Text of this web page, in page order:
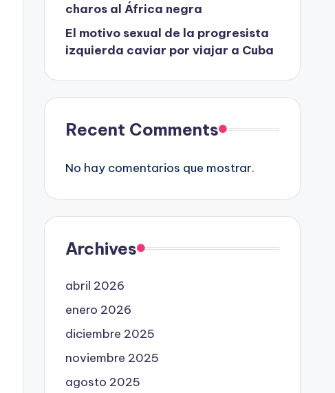
charos al África negra
El motivo sexual de la progresista
izquierda caviar por viajar a Cuba
Recent Comments
No hay comentarios que mostrar.
Archives
abril 2026
enero 2026
diciembre 2025
noviembre 2025
agosto 2025